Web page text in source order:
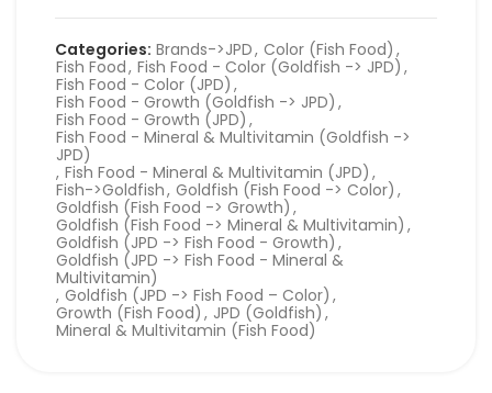
Categories: Brands->JPD, Color (Fish Food) ,
Fish Food, Fish Food - Color (Goldfish -> JPD) ,
Fish Food - Color (JPD) ,
Fish Food - Growth (Goldfish -> JPD) ,
Fish Food - Growth (JPD) ,
Fish Food - Mineral & Multivitamin (Goldfish ->
JPD)
, Fish Food - Mineral & Multivitamin (JPD) ,
Fish->Goldfish, Goldfish (Fish Food -> Color) ,
Goldfish (Fish Food -> Growth) ,
Goldfish (Fish Food -> Mineral & Multivitamin) ,
Goldfish (JPD -> Fish Food - Growth) ,
Goldfish (JPD -> Fish Food - Mineral &
Multivitamin)
, Goldfish (JPD -> Fish Food – Color) ,
Growth (Fish Food) , JPD (Goldfish) ,
Mineral & Multivitamin (Fish Food)